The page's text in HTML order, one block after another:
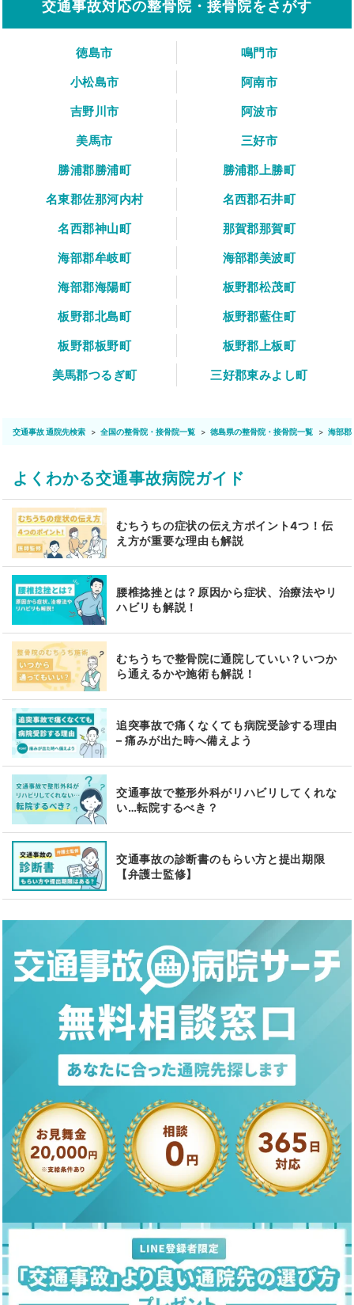
交通事故対応の整骨院・接骨院をさがす
徳島市
鳴門市
小松島市
阿南市
吉野川市
阿波市
美馬市
三好市
勝浦郡勝浦町
勝浦郡上勝町
名東郡佐那河内村
名西郡石井町
名西郡神山町
那賀郡那賀町
海部郡牟岐町
海部郡美波町
海部郡海陽町
板野郡松茂町
板野郡北島町
板野郡藍住町
板野郡板野町
板野郡上板町
美馬郡つるぎ町
三好郡東みよし町
交通事故 通院先検索 全国の整骨院・接骨院一覧 徳島県の整骨院・接骨院一覧 海部郡
よくわかる交通事故病院ガイド
むちうちの症状の伝え方ポイント4つ！伝
え方が重要な理由も解説
腰椎捻挫とは？原因から症状、治療法やリ
ハビリも解説！
むちうちで整骨院に通院していい？いつか
ら通えるかや施術も解説！
追突事故で痛くなくても病院受診する理由
– 痛みが出た時へ備えよう
交通事故で整形外科がリハビリしてくれな
い…転院するべき？
交通事故の診断書のもらい方と提出期限
【弁護士監修】